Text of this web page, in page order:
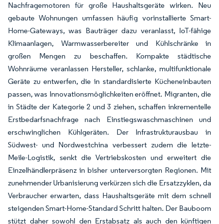
Nachfragemotoren für große Haushaltsgeräte wirken. Neu
gebaute Wohnungen umfassen häufig vorinstallierte Smart-
Home-Gateways, was Bauträger dazu veranlasst, IoT-fähige
Klimaanlagen, Warmwasserbereiter und Kühlschränke in
großen Mengen zu beschaffen. Kompakte städtische
Wohnräume veranlassen Hersteller, schlanke, multifunktionale
Geräte zu entwerfen, die in standardisierte Kücheneinbauten
passen, was Innovationsmöglichkeiten eröffnet. Migranten, die
in Städte der Kategorie 2 und 3 ziehen, schaffen inkrementelle
Erstbedarfsnachfrage nach Einstiegswaschmaschinen und
erschwinglichen Kühlgeräten. Der Infrastrukturausbau in
Südwest- und Nordwestchina verbessert zudem die letzte-
Meile-Logistik, senkt die Vertriebskosten und erweitert die
Einzelhändlerpräsenz in bisher unterversorgten Regionen. Mit
zunehmender Urbanisierung verkürzen sich die Ersatzzyklen, da
Verbraucher erwarten, dass Haushaltsgeräte mit dem schnell
steigenden Smart-Home-Standard Schritt halten. Der Bauboom
stützt daher sowohl den Erstabsatz als auch den künftigen